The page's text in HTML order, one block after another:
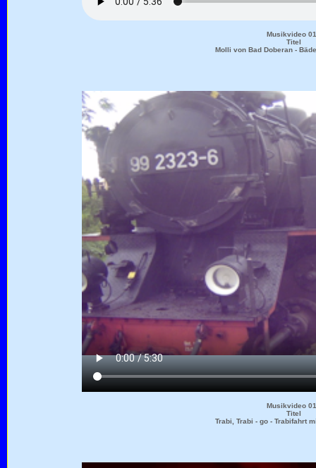
Musikvideo
Titel
Molli von Bad Doberan -
Musikvideo
Titel
Trabi, Trabi - go - Trabifahrt